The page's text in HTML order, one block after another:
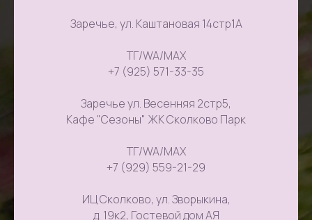
Заречье, ул. Каштановая 14стр1А
ТГ/WA/MAX
+7 (925) 571-33-35
Заречье ул. Весенняя 2стр5,
Кафе "Сезоны" ЖК Сколково Парк
ТГ/WA/MAX
+7 (929) 559-21-29
ИЦ Сколково, ул. Зворыкина,
д. 19к2, Гостевой дом АЯ